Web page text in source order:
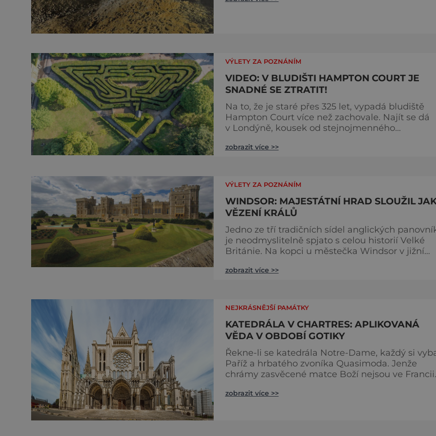
VÝLETY ZA POZNÁNÍM
VIDEO: V BLUDIŠTI HAMPTON COURT JE
SNADNÉ SE ZTRATIT!
Na to, že je staré přes 325 let, vypadá bludiště
Hampton Court více než zachovale. Najít se dá
v Londýně, kousek od stejnojmenného
1695 vydupou architekti George London (asi
skrývá se v něm 800 metrů cest. Původně se v
zobrazit více >>
VÝLETY ZA POZNÁNÍM
WINDSOR: MAJESTÁTNÍ HRAD SLOUŽIL
VĚZENÍ KRÁLŮ
Jedno ze tří tradičních sídel anglických
je neodmyslitelně spjato s celou historií Velké
Británie. Na kopci u městečka Windsor v jižní
gigantická stavba, obklopená věčně zelenými
kteří by chtěli komplex dobýt. Za bezmála 950
zobrazit více >>
NEJKRÁSNĚJŠÍ PAMÁTKY
KATEDRÁLA V CHARTRES: APLIKOVANÁ
VĚDA V OBDOBÍ GOTIKY
Řekne-li se katedrála Notre-Dame, každý si
Paříž a hrbatého zvoníka Quasimoda. Jenže
chrámy zasvěcené matce Boží nejsou ve Francii
se mohou pochlubit stejnojmennou katedrálou,
zobrazit více >>